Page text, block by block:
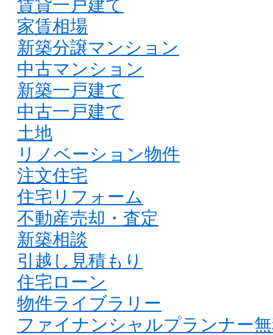
賃貸一戸建て
家賃相場
新築分譲マンション
中古マンション
新築一戸建て
中古一戸建て
土地
リノベーション物件
注文住宅
住宅リフォーム
不動産売却・査定
新築相談
引越し見積もり
住宅ローン
物件ライブラリー
ファイナンシャルプランナー